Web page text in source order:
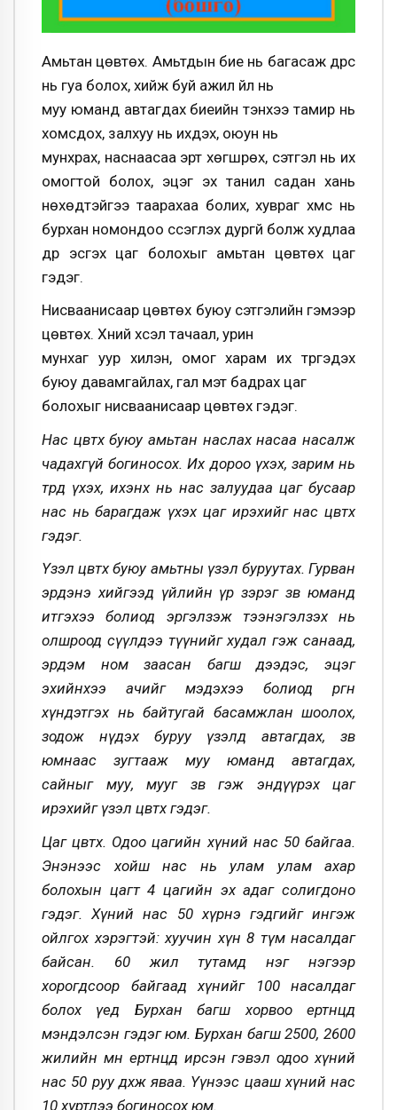
Амьтан цөвтөх. Амьтдын бие нь багасаж дүрс
нь гуа болох, хийж буй ажил үйл нь
муу юманд автагдах биеийн тэнхээ тамир нь
хомсдох, залхуу нь ихдэх, оюун нь
мунхрах, наснаасаа эрт хөгшрөх, сэтгэл нь их
омогтой болох, эцэг эх танил садан хань
нөхөдтэйгээ таарахаа болих, хувраг хүмүүс нь
бурхан номондоо сүсэглэх дургүй болж худлаа
дүр эсгэх цаг болохыг амьтан цөвтөх цаг
гэдэг.
Нисваанисаар цөвтөх буюу сэтгэлийн гэмээр
цөвтөх. Хүний хүсэл тачаал, урин
мунхаг уур хилэн, омог харам их түргэдэх
буюу давамгайлах, гал мэт бадрах цаг
болохыг нисваанисаар цөвтөх гэдэг.
Нас цөвтөх буюу амьтан наслах насаа насалж
чадахгүй богиносох. Их дороо үхэх, зарим нь
төрөөд үхэх, ихэнх нь нас залуудаа цаг бусаар
нас нь барагдаж үхэх цаг ирэхийг нас цөвтөх
гэдэг.
Үзэл цөвтөх буюу амьтны үзэл буруутах. Гурван
эрдэнэ хийгээд үйлийн үр зэрэг зөв юманд
итгэхээ болиод эргэлзэж тээнэгэлзэх нь
олшроод сүүлдээ түүнийг худал гэж санаад,
эрдэм ном заасан багш дээдэс, эцэг
эхийнхээ ачийг мэдэхээ болиод өргөн
хүндэтгэх нь байтугай басамжлан шоолох,
зодож нүдэх буруу үзэлд автагдах, зөв
юмнаас зугтааж муу юманд автагдах,
сайныг муу, мууг зөв гэж эндүүрэх цаг
ирэхийг үзэл цөвтөх гэдэг.
Цаг цөвтөх. Одоо цагийн хүний нас 50 байгаа.
Энэнээс хойш нас нь улам улам ахар
болохын цагт 4 цагийн эх адаг солигдоно
гэдэг. Хүний нас 50 хүрнэ гэдгийг ингэж
ойлгох хэрэгтэй: хуучин хүн 8 түм насалдаг
байсан. 60 жил тутамд нэг нэгээр
хорогдсоор байгаад хүнийг 100 насалдаг
болох үед Бурхан багш хорвоо ертөнцөд
мэндэлсэн гэдэг юм. Бурхан багш 2500, 2600
жилийн өмнө ертөнцөд ирсэн гэвэл одоо хүний
нас 50 руу дөхөж яваа. Үүнээс цааш хүний нас
10 хүртлээ богиносох юм.